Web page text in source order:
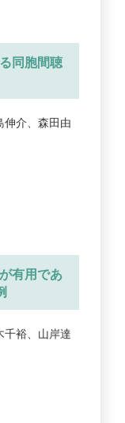
同胞間聴
介、森田由
有用であ
千裕、山岸達